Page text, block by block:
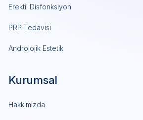
Erektil Disfonksiyon
PRP Tedavisi
Androlojik Estetik
Kurumsal
Hakkımızda